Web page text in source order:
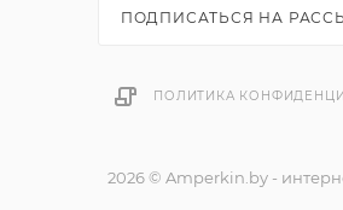
ПОДПИСАТЬСЯ НА
ПОЛИТИКА
2026 © Amperkin.by -